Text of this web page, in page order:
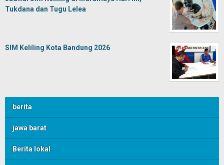
Tukdana dan Tugu Lelea
SIM Keliling Kota Bandung 2026
berita
jawa barat
Berita lokal